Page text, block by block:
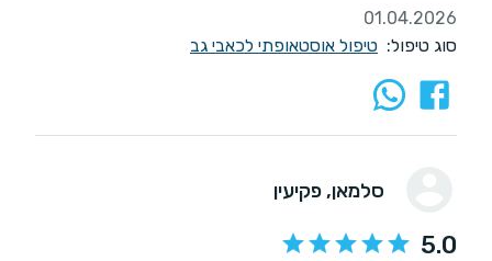
01.04.2026
סוג טיפול: טיפול אוסטאופתי לכאבי גב
סלמאן, פקיעין
5.0